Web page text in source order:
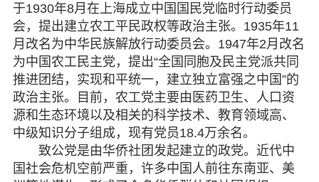
于1930年8月在上海成立中国国民党临时行动委员
会，提出建立农工平民政权等政治主张。1935年11
月改名为中华民族解放行动委员会。1947年2月改名
为中国农工民主党，提出“全国同胞及民主党派共同
推进团结，实现和平统一，建立独立富强之中国”的
政治主张。目前，农工党主要由医药卫生、人口资
源和生态环境以及相关的科学技术、教育领域高、
中级知识分子组成，现有党员18.4万余名。
致公党是由华侨社团发起建立的政党。近代中
国社会危机空前严重，许多中国人前往东南亚、美